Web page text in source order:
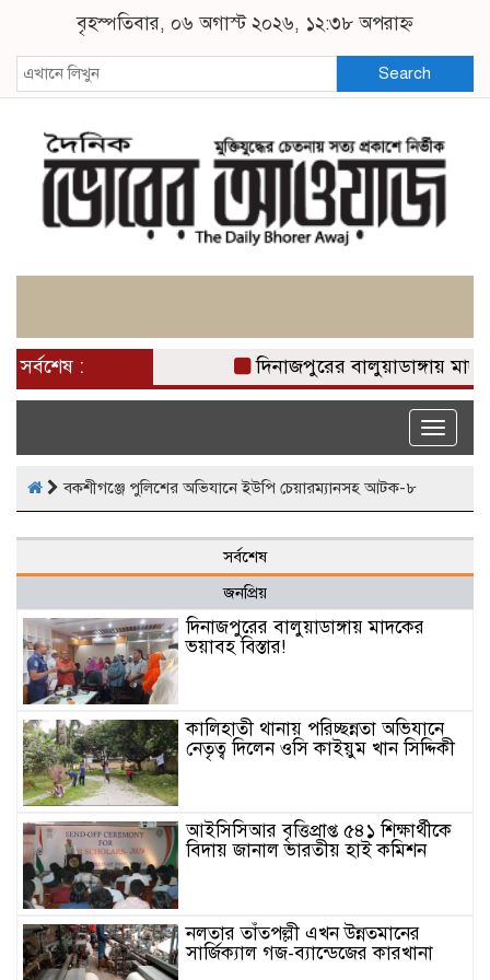
বৃহস্পতিবার, ০৬ অগাস্ট ২০২৬, ১২:৩৮ অপরাহ্ন
Search
সর্বশেষ : দিনাজপুরের বালুয়াডাঙ্গায়
Toggle
বকশীগঞ্জে পুলিশের অভিযানে ইউপি চেয়ারম্যানসহ আটক-৮
সর্বশেষ
জনপ্রিয়
দিনাজপুরের বালুয়াডাঙ্গায় মাদকের
ভয়াবহ বিস্তার!
কালিহাতী থানায় পরিচ্ছন্নতা অভিযানে
নেতৃত্ব দিলেন ওসি কাইয়ুম খান সিদ্দিকী
আইসিসিআর বৃত্তিপ্রাপ্ত ৫৪১ শিক্ষার্থীকে
বিদায় জানাল ভারতীয় হাই কমিশন
নলতার তাঁতপল্লী এখন উন্নতমানের
সার্জিক্যাল গজ-ব্যান্ডেজের কারখানা